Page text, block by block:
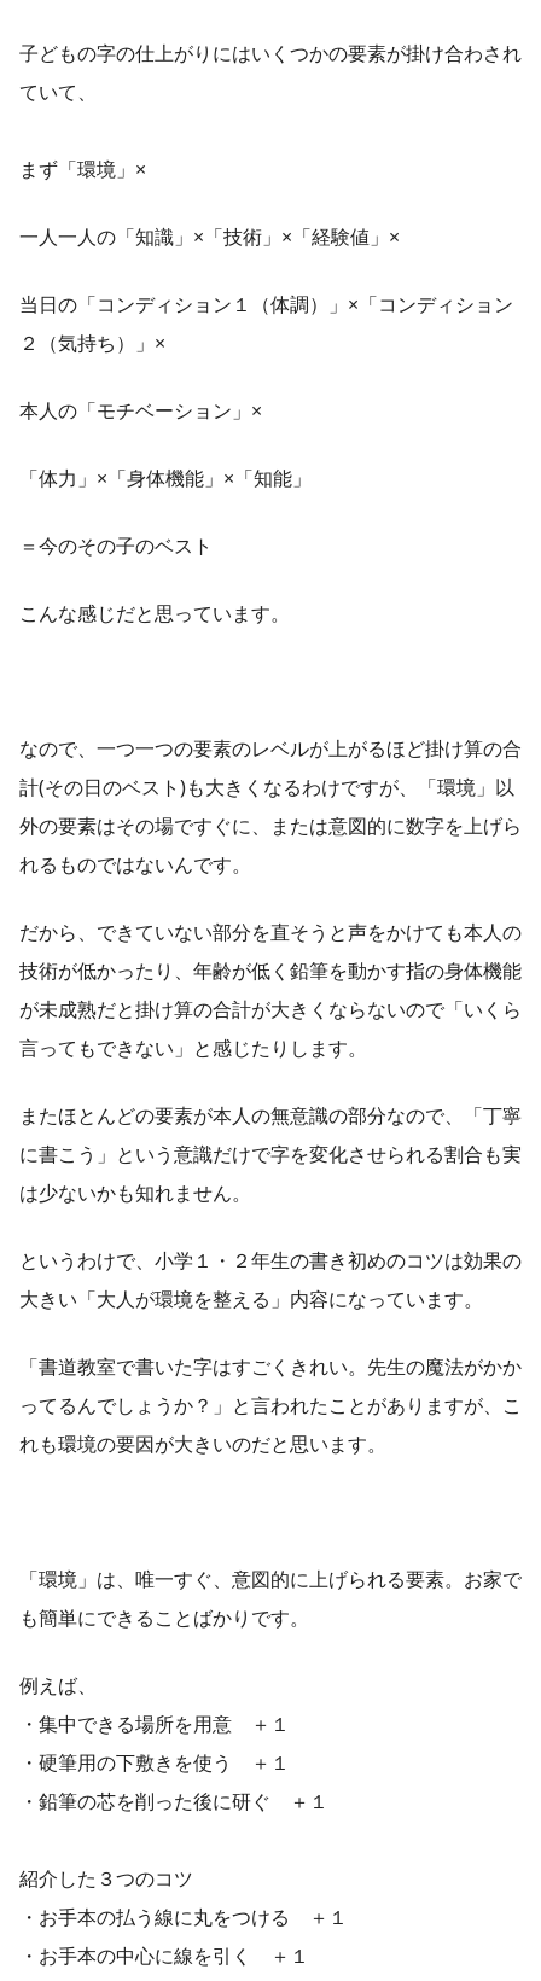
子どもの字の仕上がりにはいくつかの要素が掛け合わされ
ていて、
まず「環境」×
一人一人の「知識」×「技術」×「経験値」×
当日の「コンディション１（体調）」×「コンディション
２（気持ち）」×
本人の「モチベーション」×
「体力」×「身体機能」×「知能」
＝今のその子のベスト
こんな感じだと思っています。
なので、一つ一つの要素のレベルが上がるほど掛け算の合
計(その日のベスト)も大きくなるわけですが、「環境」以
外の要素はその場ですぐに、または意図的に数字を上げら
れるものではないんです。
だから、できていない部分を直そうと声をかけても本人の
技術が低かったり、年齢が低く鉛筆を動かす指の身体機能
が未成熟だと掛け算の合計が大きくならないので「いくら
言ってもできない」と感じたりします。
またほとんどの要素が本人の無意識の部分なので、「丁寧
に書こう」という意識だけで字を変化させられる割合も実
は少ないかも知れません。
というわけで、小学１・２年生の書き初めのコツは効果の
大きい「大人が環境を整える」内容になっています。
「書道教室で書いた字はすごくきれい。先生の魔法がかか
ってるんでしょうか？」と言われたことがありますが、こ
れも環境の要因が大きいのだと思います。
「環境」は、唯一すぐ、意図的に上げられる要素。お家で
も簡単にできることばかりです。
例えば、
・集中できる場所を用意 ＋１
・硬筆用の下敷きを使う ＋１
・鉛筆の芯を削った後に研ぐ ＋１
紹介した３つのコツ
・お手本の払う線に丸をつける ＋１
・お手本の中心に線を引く ＋１